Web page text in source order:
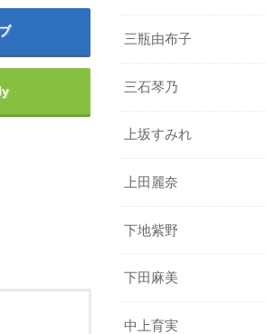
三瓶由布子
三石琴乃
上坂すみれ
上田麗奈
下地紫野
下田麻美
中上育実